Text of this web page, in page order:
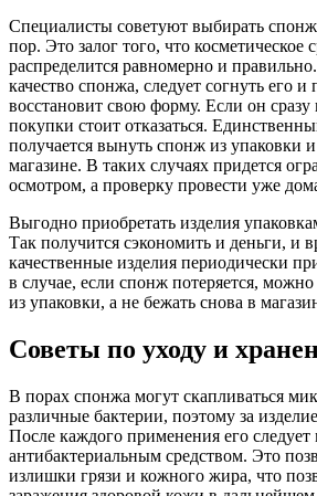
Специалисты советуют выбирать
пор. Это залог того, что косметическое
распределится равномерно и
качество спонжа, следует согнуть его и
восстановит свою форму. Если он сразу
покупки стоит отказаться.
получается вынуть спонж из упаковки и
магазине. В таких случаях придется
осмотром, а проверку провести уже
Выгодно приобретать изделия
Так получится сэкономить и деньги, и
качественные изделия периодически
в случае, если спонж потеряется,
из упаковки, а не бежать снова в
Советы по уходу и
В порах спонжа могут скапливаться
различные бактерии, поэтому за
После каждого применения его следует
антибактериальным средством. Это
излишки грязи и кожного жира, что